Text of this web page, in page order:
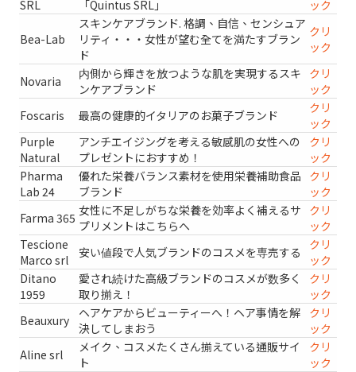
SRL 「Quintus SRL」 ック
Bea-Lab
スキンケアブランド. 格調、自信、センシュア
リティ・・・女性が望む全てを満たすブラン
ド
クリ
ック
Novaria
内側から輝きを放つような肌を実現するスキ
ンケアブランド
クリ
ック
Foscaris
最高の健康的イタリアのお菓子ブランド
クリ
ック
Purple
Natural
アンチエイジングを考える敏感肌の女性への
プレゼントにおすすめ！
クリ
ック
Pharma
Lab 24
優れた栄養バランス素材を使用栄養補助食品
ブランド
クリ
ック
Farma 365 女性に不足しがちな栄養を効率よく補えるサ
プリメントはこちらへ
クリ
ック
Tescione
Marco srl
安い値段で人気ブランドのコスメを専売する
クリ
ック
Ditano
1959
愛され続けた高級ブランドのコスメが数多く
取り揃え！
クリ
ック
Beauxury
ヘアケアからビューティーへ！ヘア事情を解
決してしまおう
クリ
ック
Aline srl
メイク、コスメたくさん揃えている通販サイ
ト
クリ
ック